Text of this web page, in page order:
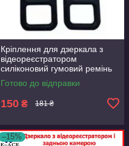
Кріплення для дзеркала з
відеореєстратором
силіконовий гумовий ремінь
65 мм Комплект 2 шт.
Готово до відправки
150 ₴ 181 ₴
–15%